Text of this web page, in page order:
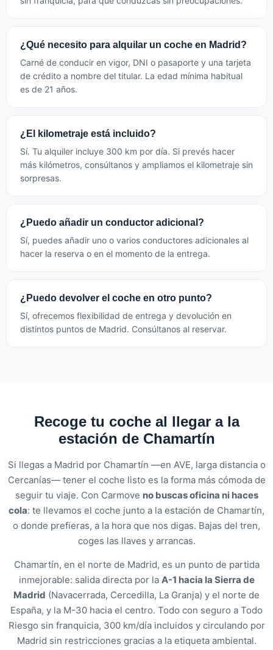
¿Qué necesito para alquilar un coche en Madrid?
Carné de conducir en vigor, DNI o pasaporte y una tarjeta
de crédito a nombre del titular. La edad mínima habitual
es de 21 años.
¿El kilometraje está incluido?
Sí. Tu alquiler incluye 300 km por día. Si prevés hacer
más kilómetros, consúltanos y ampliamos el kilometraje sin
sorpresas.
¿Puedo añadir un conductor adicional?
Sí, puedes añadir uno o varios conductores adicionales al
hacer la reserva o en el momento de la entrega.
¿Puedo devolver el coche en otro punto?
Sí, ofrecemos flexibilidad de entrega y devolución en
distintos puntos de Madrid. Consúltanos al reservar.
Recoge tu coche al llegar a la
estación de Chamartín
Si llegas a Madrid por Chamartín —en AVE, larga distancia o
Cercanías— tener el coche listo es la forma más cómoda de
seguir tu viaje. Con Carmove no buscas oficina ni haces
cola: te llevamos el coche junto a la estación de Chamartín,
o donde prefieras, a la hora que nos digas. Bajas del tren,
coges las llaves y arrancas.
Chamartín, en el norte de Madrid, es un punto de partida
inmejorable: salida directa por la A-1 hacia la Sierra de
Madrid (Navacerrada, Cercedilla, La Granja) y el norte de
España, y la M-30 hacia el centro. Todo con seguro a Todo
Riesgo sin franquicia, 300 km/día incluidos y circulando por
Madrid sin restricciones gracias a la etiqueta ambiental.